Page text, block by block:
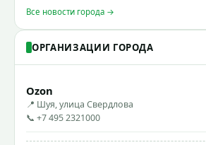
Все новости города →
ОРГАНИЗАЦИИ ГОРОДА
Ozon
📍 Шуя, улица Свердлова
📞 +7 495 2321000